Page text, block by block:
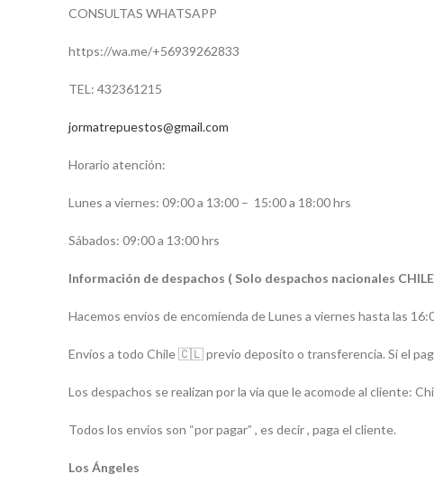
CONSULTAS WHATSAPP
https://wa.me/+56939262833
TEL: 432361215
jormatrepuestos@gmail.com
Horario atención:
Lunes a viernes: 09:00 a 13:00 – 15:00 a 18:00 hrs
Sábados: 09:00 a 13:00 hrs
Información de despachos ( Solo despachos nacionales
Hacemos envíos de encomienda de Lunes a viernes hasta las
Envíos a todo Chile 🇨🇱 previo deposito o transferencia. Si el
Los despachos se realizan por la vía que le acomode al cliente:
Todos los envíos son “por pagar” , es decir , paga el cliente.
Los Ángeles